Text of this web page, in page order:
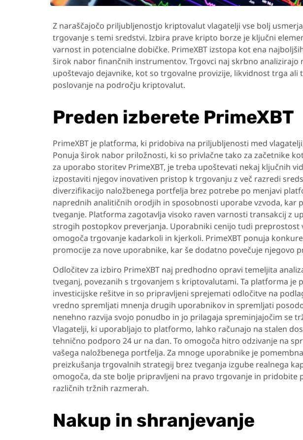
Z naraščajočo priljubljenostjo kriptovalut vlagatelji vse bolj
trgovanje s temi sredstvi. Izbira prave kripto borze je ključni
varnost in potencialne dobičke. PrimeXBT izstopa kot ena
širok nabor finančnih instrumentov. Trgovci naj skrbno analizirajo
upoštevajo dejavnike, kot so trgovalne provizije, likvidnost trga
poslovanje na področju kriptovalut.
Preden izberete PrimeXBT
PrimeXBT je platforma, ki pridobiva na priljubljenosti med
Ponuja širok nabor priložnosti, ki so privlačne tako za začetnike
za uporabo storitev PrimeXBT, je treba upoštevati nekaj ključnih
izpostaviti njegov inovativen pristop k trgovanju z več razredi
diverzifikacijo naložbenega portfelja brez potrebe po menjavi
naprednih analitičnih orodjih in sposobnosti uporabe vzvoda, kar
tveganje. Platforma zagotavlja visoko raven varnosti transakcij z
strogih postopkov preverjanja. Uporabniki cenijo tudi preprostost
omogoča trgovanje kadarkoli in kjerkoli. PrimeXBT ponuja
promocije za nove uporabnike, kar še dodatno povečuje njegovo
Odločitev za izbiro PrimeXBT naj predhodno opravi temeljita
tveganj, povezanih s trgovanjem s kriptovalutami. Ta platforma je
investicijske rešitve in so pripravljeni sprejemati odločitve na
vredno spremljati mnenja drugih uporabnikov in spremljati
nenehno razvija svojo ponudbo in jo prilagaja spreminjajočim se
Vlagatelji, ki uporabljajo to platformo, lahko računajo na stalen
tehnično podporo 24 ur na dan. To omogoča hitro odzivanje na
vašega naložbenega portfelja. Za mnoge uporabnike je
preizkušanja trgovalnih strategij brez tveganja izgube realnega
omogoča, da ste bolje pripravljeni na pravo trgovanje in pridobite
različnih tržnih razmerah.
Nakup in shranjevanje